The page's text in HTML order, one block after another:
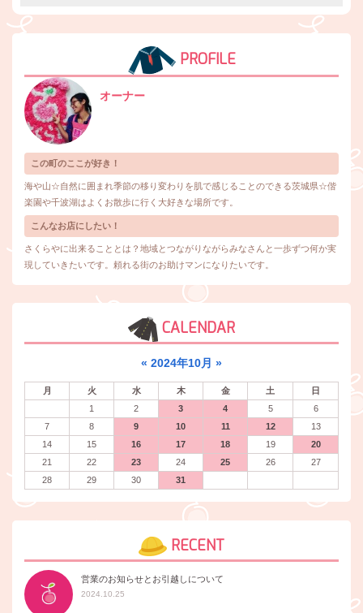
PROFILE
オーナー
この町のここが好き！
海や山☆自然に囲まれ季節の移り変わりを肌で感じることのできる茨城県☆偕
楽園や千波湖はよくお散歩に行く大好きな場所です。
こんなお店にしたい！
さくらやに出来ることとは？地域とつながりながらみなさんと一歩ずつ何か実
現していきたいです。頼れる街のお助けマンになりたいです。
CALENDAR
« 2024年10月 »
月 火 水 木 金 土
日
1
2 3 4 5
6
7
8 9 10 11 12
13
14
15 16 17 18 19
20
21
22 23 24 25 26
27
28
29 30 31
RECENT
営業のお知らせとお引越しについて
2024.10.25